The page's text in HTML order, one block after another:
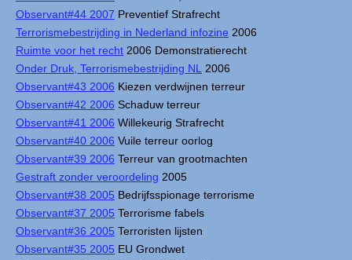
Observant#44 2007 Preventief Strafrecht
Terrorismebestrijding in Nederland infozine 2006
Ruimte voor het recht 2006 Demonstratierecht
Onder Druk, Terrorismebestrijding NL
2006
Observant#43 2006 Kiezen verdwijnen terreur
Observant#42 2006 Schaduw terreur
Observant#41 2006 Willekeurig Strafrecht
Observant#40 2006 Vuile terreur oorlog
Observant#39 2006 Terreur van grootmachten
Gestraft zonder veroordeling 2005
Observant#38 2005 Bedrijfsspionage terrorisme
Observant#37 2005 Terrorisme fabels
Observant#36 2005 Terroristen lijsten
Observant#35 2005 EU Grondwet